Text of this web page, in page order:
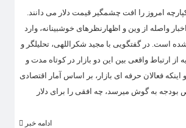
امروز را افت چشمگیر قیمت دلار می دانند.
واصله از وین و اظهارنظرهای خوشبینانه، وارد
تومان شده است. در گفتگویی با مجید شکراللهی، تحلیلگر و
از ارتباط واقعی بین این دو بازار در کوتاه مدت و
فعالان حرفه ای بازار، بر اساس آمار اقتصادی
به گوش میرسد، چه افقی را برای دلار
ادامه خبر